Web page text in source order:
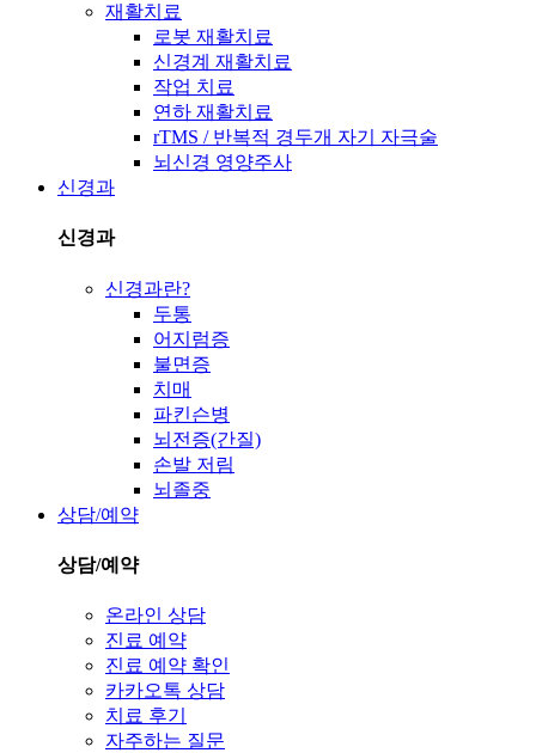
재활치료
로봇 재활치료
신경계 재활치료
작업 치료
연하 재활치료
rTMS / 반복적 경두개 자기 자극술
뇌신경 영양주사
신경과
신경과
신경과란?
두통
어지럼증
불면증
치매
파킨슨병
뇌전증(간질)
손발 저림
뇌졸중
상담/예약
상담/예약
온라인 상담
진료 예약
진료 예약 확인
카카오톡 상담
치료 후기
자주하는 질문